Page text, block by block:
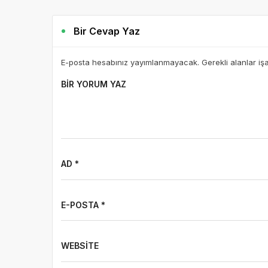
Bir Cevap Yaz
E-posta hesabınız yayımlanmayacak. Gerekli alanlar
BIR YORUM YAZ
AD *
E-POSTA *
WEBSITE